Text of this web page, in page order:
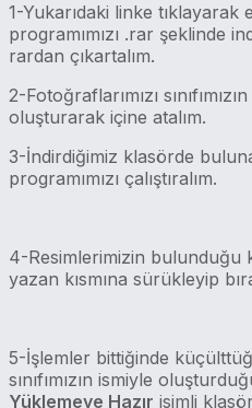
1-Yukarıdaki linke
programımızı .rar şeklinde
rardan çıkartalım.
2-Fotoğraflarımızı
oluşturarak içine atalım.
3-İndirdiğimiz klasörde
programımızı çalıştıralım.
4-Resimlerimizin bulunduğu
yazan kısmına sürükleyip
5-İşlemler bittiğinde
sınıfımızın ismiyle
Yüklemeye Hazır isimli